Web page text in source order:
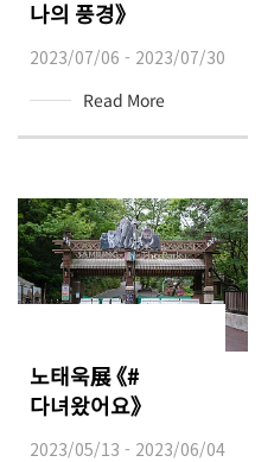
나의 풍경》
2023/07/06 - 2023/07/30
Read More
노태욱展 《#
다녀왔어요》
2023/05/13 - 2023/06/04